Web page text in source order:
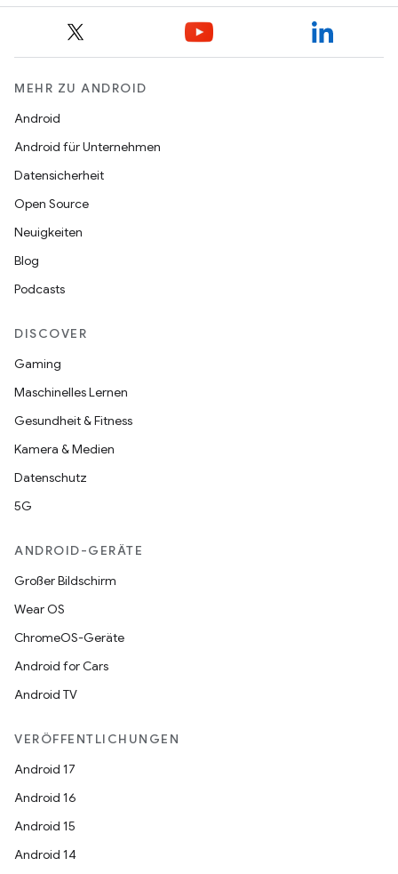
MEHR ZU ANDROID
Android
Android für Unternehmen
Datensicherheit
Open Source
Neuigkeiten
Blog
Podcasts
DISCOVER
Gaming
Maschinelles Lernen
Gesundheit & Fitness
Kamera & Medien
Datenschutz
5G
ANDROID-GERÄTE
Großer Bildschirm
Wear OS
ChromeOS-Geräte
Android for Cars
Android TV
VERÖFFENTLICHUNGEN
Android 17
Android 16
Android 15
Android 14